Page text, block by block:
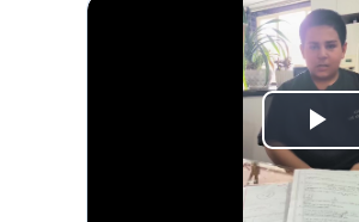
Play
Video